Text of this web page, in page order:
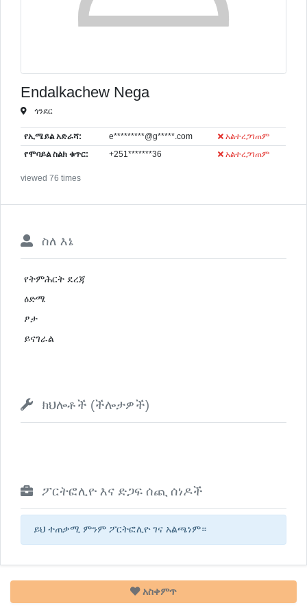
Endalkachew Nega
ጎንደር
የኢሜይል አድራሻ: e*********@g*****.com አልተረጋገጠም
የሞባይል ስልክ ቁጥር: +251*******36 አልተረጋገጠም
viewed 76 times
ስለ እኔ
የትምሕርት ደረጃ
ዕድሜ
ፆታ
ይናገራል
ክህሎቶች (ችሎታዎች)
ፖርትፎሊዮ እና ድጋፍ ሰጪ ሰነዶች
ይህ ተጠቃሚ ምንም ፖርትፎሊዮ ገና አልጫነም።
አስቀምጥ